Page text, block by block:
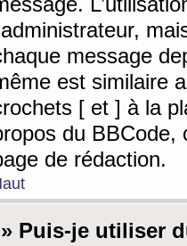
message
est similaire
[ et ] à la
du BBCode,
de rédaction.
» Puis-je utiliser